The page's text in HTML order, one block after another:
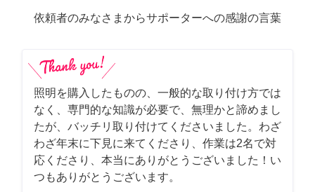
依頼者のみなさまからサポーターへの感謝の言葉
照明を購入したものの、一般的な取り付け方では
なく、専門的な知識が必要で、無理かと諦めまし
たが、バッチリ取り付けてくださいました。わざ
わざ年末に下見に来てくださり、作業は2名で対
応くださり、本当にありがとうございました！い
つもありがとうございます。